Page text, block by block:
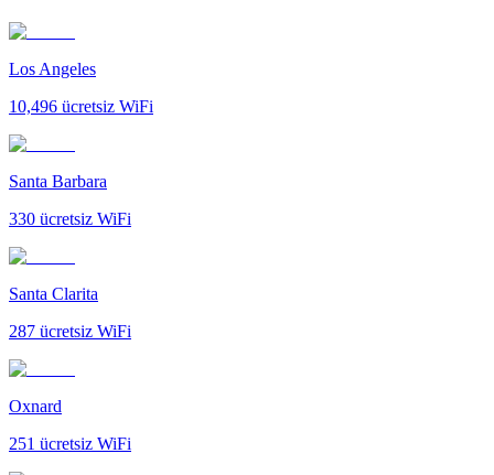
Los Angeles
10,496 ücretsiz WiFi
Santa Barbara
330 ücretsiz WiFi
Santa Clarita
287 ücretsiz WiFi
Oxnard
251 ücretsiz WiFi